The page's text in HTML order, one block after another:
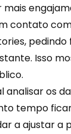
mais
contato
Isso
os
tempo
a ajustar a